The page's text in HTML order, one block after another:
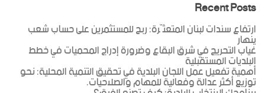
Recent Posts
ارتفاع سندات لبنان المتعثّرة: ربح للمستثمرين على حساب شعب
ينهار
غياب التحريج في شرق البقاع وضرورة إدراج المحميات في خطط
البلديات المستقبلية
أهمية تفعيل عمل اللجان البلدية في تحقيق التنمية المحلية: نحو
توزيع أكثر عدالة وفعالية للمهام والصلاحيات.